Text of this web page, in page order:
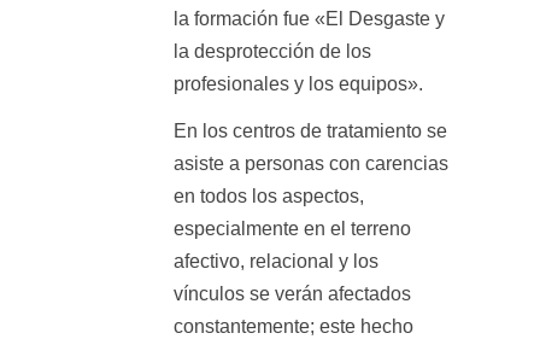
la formación fue «El Desgaste y
la desprotección de los
profesionales y los equipos».
En los centros de tratamiento se
asiste a personas con carencias
en todos los aspectos,
especialmente en el terreno
afectivo, relacional y los
vínculos se verán afectados
constantemente; este hecho